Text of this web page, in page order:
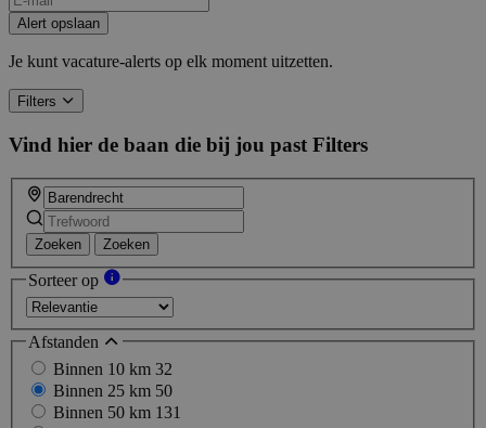
Alert opslaan
Je kunt vacature-alerts op elk moment uitzetten.
Filters
Vind hier de baan die bij jou past Filters
Zoeken Zoeken
Sorteer op
Afstanden
Binnen 10 km 32
Binnen 25 km 50
Binnen 50 km 131